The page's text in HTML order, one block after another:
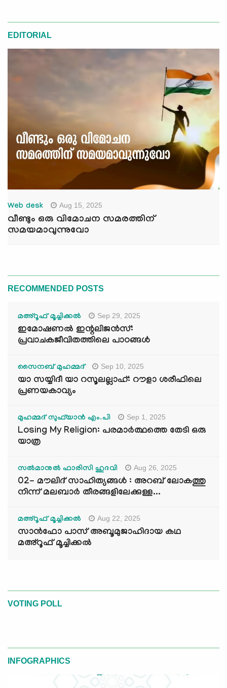
EDITORIAL
Web desk Aug 15, 2025
വീണ്ടും ഒരു വിമോചന സമരത്തിന്
സമയമാവുന്നുവോ
RECOMMENDED POSTS
മഅ്റൂഫ് മൂച്ചിക്കല്‍ Sep 29, 2025
ഇമോഷണൽ ഇന്റലിജൻസ്:
പ്രവാചകജീവിതത്തിലെ പാഠങ്ങൾ
സൈനബ് മുഹമ്മദ് Sep 10, 2025
യാ സയ്യിദീ യാ റസൂലല്ലാഹ്: റൗളാ ശരീഫിലെ
പ്രണയകാവ്യം
മുഹമ്മദ് സുഫ്‌യാൻ എം.പി Sep 1, 2025
Losing My Religion: പരമാർത്ഥത്തെ തേടി ഒരു
യാത്ര
സൽമാനുൽ ഫാരിസി ഹുദവി Aug 26, 2025
02- മൗലിദ് സാഹിത്യങ്ങൾ : അറബ് ലോകത്തു
നിന്ന് മലബാർ തീരങ്ങളിലേക്കുള്ള...
മഅ്റൂഫ് മൂച്ചിക്കല്‍ Aug 22, 2025
സാൻഫോ പാസ് അബൂമുജാഹിദായ കഥ
മഅ്റൂഫ് മൂച്ചിക്കല്‍
VOTING POLL
INFOGRAPHICS